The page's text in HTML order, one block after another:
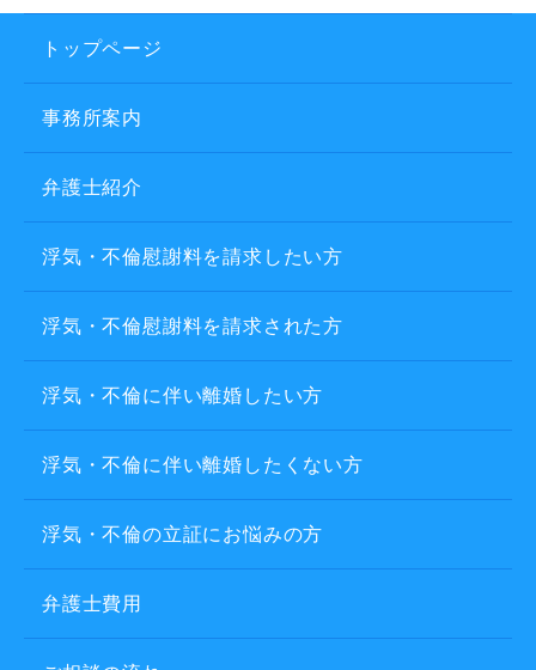
トップページ
事務所案内
弁護士紹介
浮気・不倫慰謝料を請求したい方
浮気・不倫慰謝料を請求された方
浮気・不倫に伴い離婚したい方
浮気・不倫に伴い離婚したくない方
浮気・不倫の立証にお悩みの方
弁護士費用